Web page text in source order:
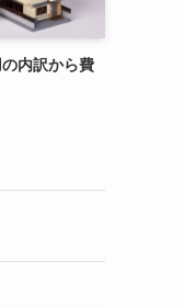
内訳から費